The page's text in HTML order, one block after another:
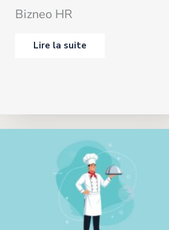
Bizneo HR
Lire la suite